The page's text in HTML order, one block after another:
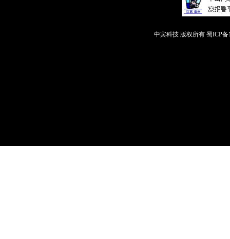
中宾科技 版权所有 蜀ICP备